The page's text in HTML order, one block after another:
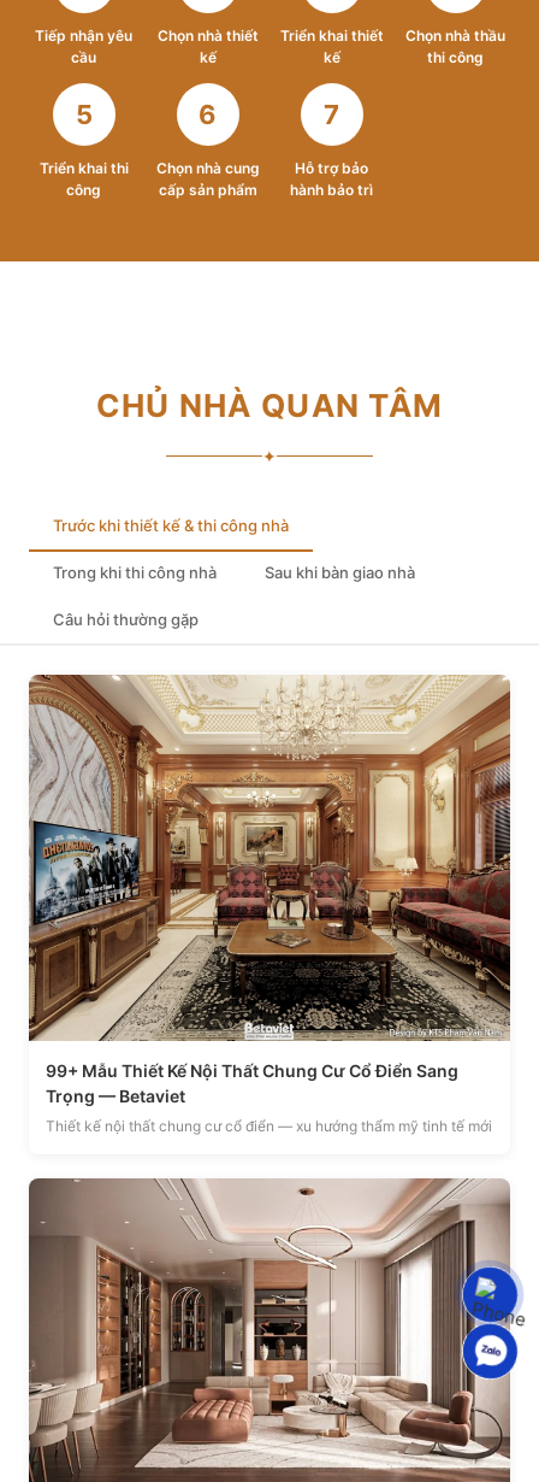
Tiếp nhận yêu
cầu
Chọn nhà thiết
kế
Triển khai thiết
kế
Chọn nhà thầu
thi công
5
Triển khai thi
công
6
Chọn nhà cung
cấp sản phẩm
7
Hỗ trợ bảo
hành bảo trì
CHỦ NHÀ QUAN TÂM
✦
Trước khi thiết kế & thi công nhà
Trong khi thi công nhà Sau khi bàn giao nhà
Câu hỏi thường gặp
99+ Mẫu Thiết Kế Nội Thất Chung Cư Cổ Điển Sang
Trọng — Betaviet
Thiết kế nội thất chung cư cổ điển — xu hướng thẩm mỹ tinh tế mới